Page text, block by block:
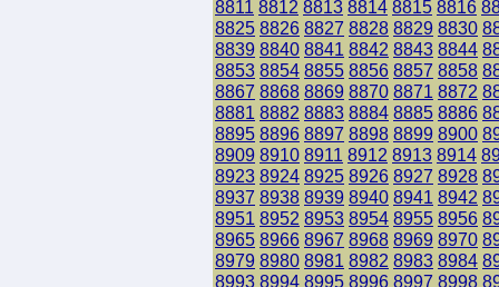
8811 8812 8813 8814 8815 8816
8825 8826 8827 8828 8829 8830
8839 8840 8841 8842 8843 8844
8853 8854 8855 8856 8857 8858
8867 8868 8869 8870 8871 8872
8881 8882 8883 8884 8885 8886
8895 8896 8897 8898 8899 8900
8909 8910 8911 8912 8913 8914
8923 8924 8925 8926 8927 8928
8937 8938 8939 8940 8941 8942
8951 8952 8953 8954 8955 8956
8965 8966 8967 8968 8969 8970
8979 8980 8981 8982 8983 8984
8993 8994 8995 8996 8997 8998